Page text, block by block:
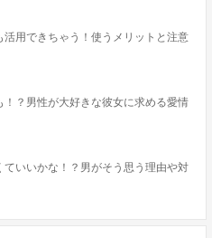
用できちゃう！使うメリットと注意
？男性が大好きな彼女に求める愛情
いいかな！？男がそう思う理由や対